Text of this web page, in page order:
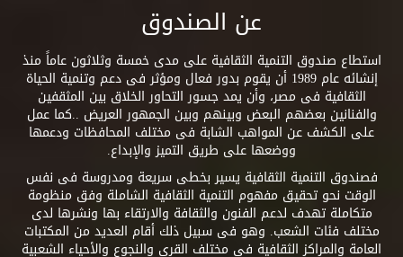
عن الصندوق
استطاع صندوق التنمية الثقافية على مدى خمسة وثلاثون عاماً منذ
إنشائه عام 1989 أن يقوم بدور فعال ومؤثر فى دعم وتنمية الحياة
الثقافية فى مصر، وأن يمد جسور التحاور الخلاق بين المثقفين
والفنانين بعضهم البعض وبينهم وبين الجمهور العريض ..كما عمل
على الكشف عن المواهب الشابة فى مختلف المحافظات ودعمها
ووضعها على طريق التميز والإبداع.
فصندوق التنمية الثقافية يسير بخطى سريعة ومدروسة فى نفس
الوقت نحو تحقيق مفهوم التنمية الثقافية الشاملة وفق منظومة
متكاملة تهدف لدعم الفنون والثقافة والارتقاء بها ونشرها لدى
مختلف فئات الشعب. وهو فى سبيل ذلك أقام العديد من المكتبات
العامة والمراكز الثقافية فى مختلف القرى والنجوع والأحياء الشعبية